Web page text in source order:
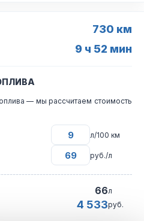
730 км
9 ч 52 мин
— мы рассчитаем стоимость
л/100 км
руб./л
66л
4 533руб.